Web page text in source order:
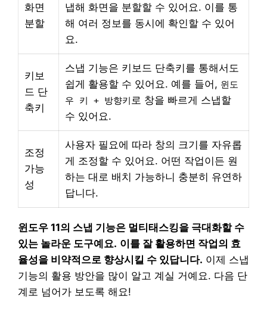
화면
분할
냅해 화면을 분할할 수 있어요. 이를 통
해 여러 정보를 동시에 확인할 수 있어
요.
키보
드 단
축키
스냅 기능은 키보드 단축키를 통해서도
쉽게 활용할 수 있어요. 예를 들어, 윈도
우 키 + 방향키 로 창을 빠르게 스냅할
수 있어요.
조정
가능
성
사용자 필요에 따라 창의 크기를 자유롭
게 조정할 수 있어요. 어떤 작업이든 원
하는 대로 배치 가능하니 충분히 유연하
답니다.
윈도우 11의 스냅 기능은 멀티태스킹을 극대화할 수
있는 놀라운 도구예요. 이를 잘 활용하면 작업의 효
율성을 비약적으로 향상시킬 수 있답니다. 이제 스냅
기능의 활용 방안을 많이 알고 계실 거예요. 다음 단
계로 넘어가 보도록 해요!